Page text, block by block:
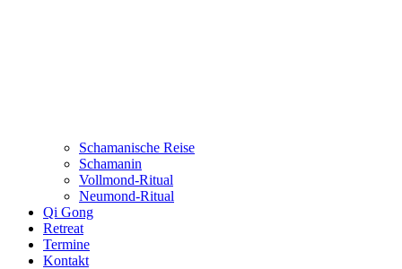
Schamanische Reise
Schamanin
Vollmond-Ritual
Neumond-Ritual
Qi Gong
Retreat
Termine
Kontakt